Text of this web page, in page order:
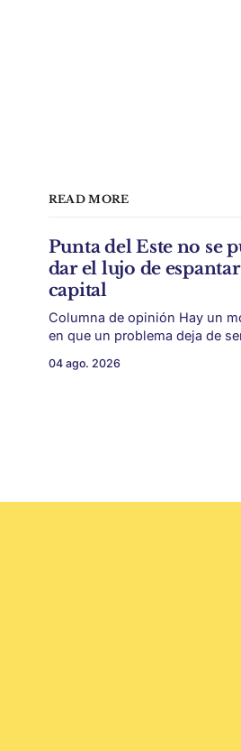
READ MORE
Punta del Este no se
dar el lujo de
capital
Columna de opinión Hay un momento
en que un problema deja de
problema de país. Maldonado
04 ago. 2026